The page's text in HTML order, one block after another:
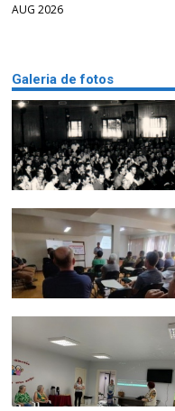
AUG 2026
Galeria de fotos